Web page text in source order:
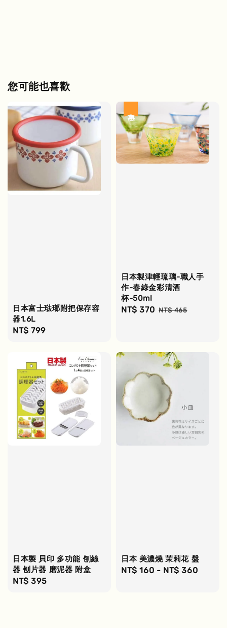
您可能也喜歡
日本富士琺瑯附把保存容
器1.6L
Regular
NT$ 799
日本製津輕琉璃-職人手
作-春綠金彩清酒
杯-50ml
Sale
NT$ 370 Regular
NT$ 465
日本製 貝印 多功能 刨絲
器 刨片器 磨泥器 附盒
Regular
NT$ 395
日本 美濃燒 茉莉花 盤
Regular
NT$ 160 - NT$ 360